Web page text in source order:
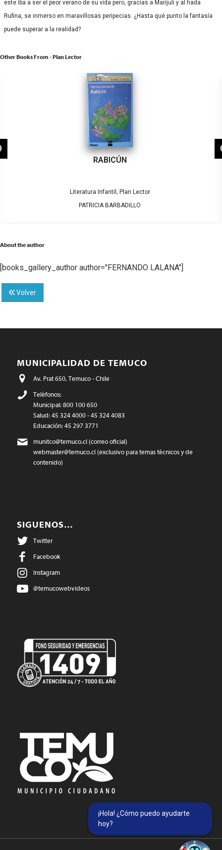
este iba a ser el peor verano de su vida pero, gracias a Marijuli y al hada
Rufina, se inmerso en maravillosas peripecias. ¿Hasta qué punto la fantasía
puede superar a la realidad?
Other Books From - Plan Lector
RABICÚN
Literatura Infantil , Plan Lector
PATRICIA BARBADILLO
About the author
[books_gallery_author author="FERNANDO LALANA"]
Volver
MUNICIPALIDAD DE TEMUCO
Av. Prat 650, Temuco - Chile
Teléfonos:
Municipal: 800 100 650
Salud: 45 324 4000 - 45 324 4083
Educación: 45 297 3771
munitco@temuco.cl(correo oficial)
webmaster@temuco.cl(exclusivo para temas técnicos y de
contenido)
SIGUENOS…
Twitter
Facebook
Instagram
@temucowebvideos
¡Hola! ¿Cómo puedo ayudarte
hoy?